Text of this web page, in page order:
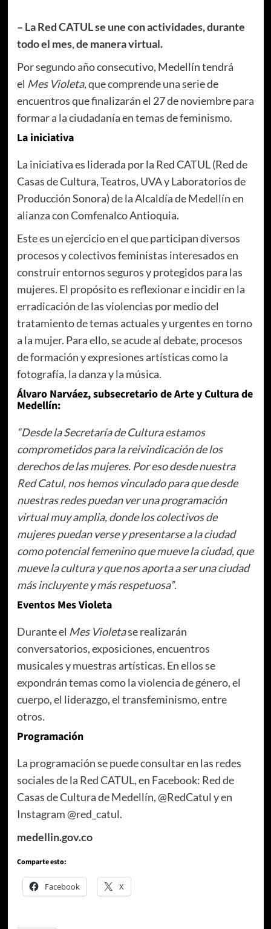
– La Red CATUL se une con actividades, durante
todo el mes, de manera virtual.
Por segundo año consecutivo, Medellín tendrá
el Mes Violeta, que comprende una serie de
encuentros que finalizarán el 27 de noviembre para
formar a la ciudadanía en temas de feminismo.
La iniciativa
La iniciativa es liderada por la Red CATUL (Red de
Casas de Cultura, Teatros, UVA y Laboratorios de
Producción Sonora) de la Alcaldía de Medellín en
alianza con Comfenalco Antioquia.
Este es un ejercicio en el que participan diversos
procesos y colectivos feministas interesados en
construir entornos seguros y protegidos para las
mujeres. El propósito es reflexionar e incidir en la
erradicación de las violencias por medio del
tratamiento de temas actuales y urgentes en torno
a la mujer. Para ello, se acude al debate, procesos
de formación y expresiones artísticas como la
fotografía, la danza y la música.
Álvaro Narváez, subsecretario de Arte y Cultura de
Medellín:
“Desde la Secretaría de Cultura estamos
comprometidos para la reivindicación de los
derechos de las mujeres. Por eso desde nuestra
Red Catul, nos hemos vinculado para que desde
nuestras redes puedan ver una programación
virtual muy amplia, donde los colectivos de
mujeres puedan verse y presentarse a la ciudad
como potencial femenino que mueve la ciudad, que
mueve la cultura y que nos aporta a ser una ciudad
más incluyente y más respetuosa”.
Eventos Mes Violeta
Durante el Mes Violetase realizarán
conversatorios, exposiciones, encuentros
musicales y muestras artísticas. En ellos se
expondrán temas como la violencia de género, el
cuerpo, el liderazgo, el transfeminismo, entre
otros.
Programación
La programación se puede consultar en las redes
sociales de la Red CATUL, en Facebook: Red de
Casas de Cultura de Medellín, @RedCatul y en
Instagram @red_catul.
medellin.gov.co
Comparte esto:
Facebook X